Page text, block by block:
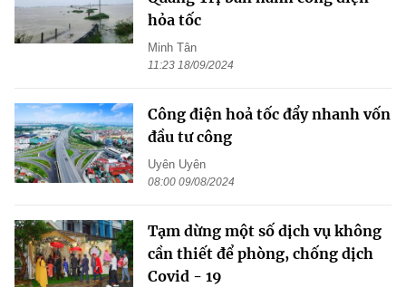
hỏa tốc
Minh Tân
11:23 18/09/2024
Công điện hoả tốc đẩy nhanh vốn
đầu tư công
Uyên Uyên
08:00 09/08/2024
Tạm dừng một số dịch vụ không
cần thiết để phòng, chống dịch
Covid - 19